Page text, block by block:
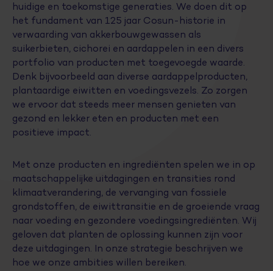
huidige en toekomstige generaties. We doen dit op
het fundament van 125 jaar Cosun-historie in
verwaarding van akkerbouwgewassen als
suikerbieten, cichorei en aardappelen in een divers
portfolio van producten met toegevoegde waarde.
Denk bijvoorbeeld aan diverse aardappelproducten,
plantaardige eiwitten en voedingsvezels. Zo zorgen
we ervoor dat steeds meer mensen genieten van
gezond en lekker eten en producten met een
positieve impact.
Met onze producten en ingrediënten spelen we in op
maatschappelijke uitdagingen en transities rond
klimaatverandering, de vervanging van fossiele
grondstoffen, de eiwittransitie en de groeiende vraag
naar voeding en gezondere voedingsingrediënten. Wij
geloven dat planten de oplossing kunnen zijn voor
deze uitdagingen. In onze strategie beschrijven we
hoe we onze ambities willen bereiken.